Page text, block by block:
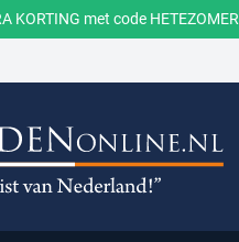
KORTING met code HETEZOMER